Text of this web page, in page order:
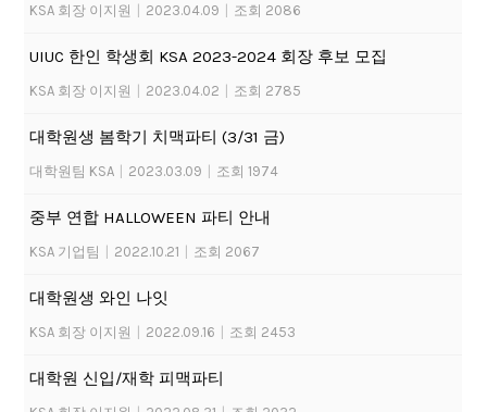
KSA 회장 이지원 2023.04.09 조회 2086
UIUC 한인 학생회 KSA 2023-2024 회장 후보 모집
KSA 회장 이지원 2023.04.02 조회 2785
대학원생 봄학기 치맥파티 (3/31 금)
대학원팀 KSA 2023.03.09 조회 1974
중부 연합 HALLOWEEN 파티 안내
KSA 기업팀 2022.10.21 조회 2067
대학원생 와인 나잇
KSA 회장 이지원 2022.09.16 조회 2453
대학원 신입/재학 피맥파티